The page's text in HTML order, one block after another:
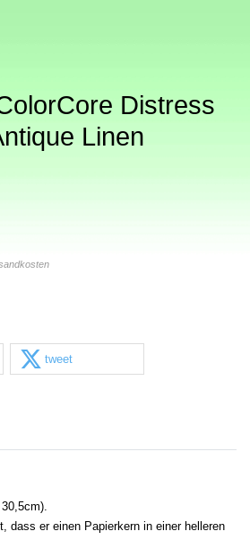
Distress
Linen
tweet
dass er einen Papierkern in einer helleren